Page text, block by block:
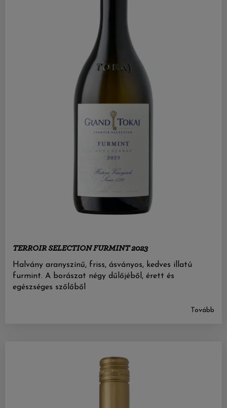
TERROIR SELECTION FURMINT 2023
Halvány aranyszínű, friss, ásványos, kedves illatú
furmint. A borászat négy dűlőjéből, érett és
egészséges szőlőből
Tovább